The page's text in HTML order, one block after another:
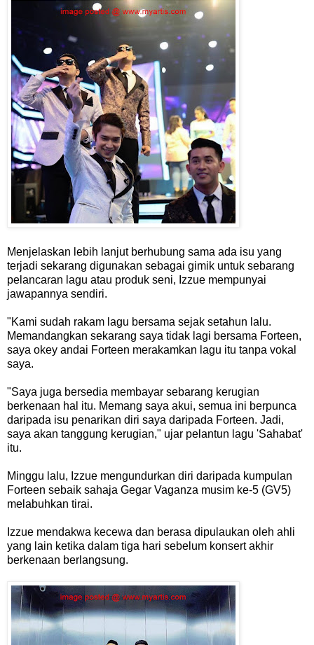
Menjelaskan lebih lanjut berhubung sama ada isu yang
terjadi sekarang digunakan sebagai gimik untuk sebarang
pelancaran lagu atau produk seni, Izzue mempunyai
jawapannya sendiri.
"Kami sudah rakam lagu bersama sejak setahun lalu.
Memandangkan sekarang saya tidak lagi bersama Forteen,
saya okey andai Forteen merakamkan lagu itu tanpa vokal
saya.
"Saya juga bersedia membayar sebarang kerugian
berkenaan hal itu. Memang saya akui, semua ini berpunca
daripada isu penarikan diri saya daripada Forteen. Jadi,
saya akan tanggung kerugian," ujar pelantun lagu 'Sahabat'
itu.
Minggu lalu, Izzue mengundurkan diri daripada kumpulan
Forteen sebaik sahaja Gegar Vaganza musim ke-5 (GV5)
melabuhkan tirai.
Izzue mendakwa kecewa dan berasa dipulaukan oleh ahli
yang lain ketika dalam tiga hari sebelum konsert akhir
berkenaan berlangsung.